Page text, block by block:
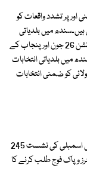
اور پر تشدد واقعات کو
میں بلدیاتی
انتخابات کا مرحلہ 26 جون، پی کے 7 سوات میں ضمنی الیکشن 26 جون اور پنجاب کے
شیڈول ہیں۔ سندھ میں بلدیاتی انتخابات
مرحلہ 24 جولائی اور این اے 245 کراچی میں 27 جولائی کو ضمنی انتخابات
چیف الیکشن کمشنر نے سندھ کے بلدیاتی انتخابات اور قومی اسمبلی کی نشست 245
و پاک فوج طلب کرنے کا